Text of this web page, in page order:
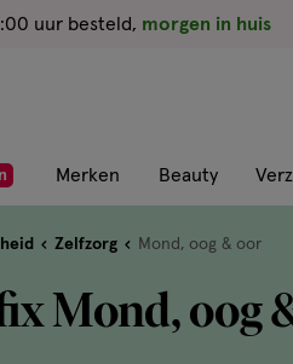
uur besteld, morgen in huis
Merken Beauty
Zelfzorg Mond, oog & oor
Mond, oog